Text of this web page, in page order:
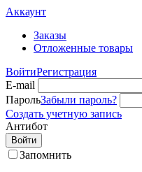
Аккаунт
Заказы
Отложенные товары
ВойтиРегистрация
E-mail
ПарольЗабыли пароль?
Создать учетную запись
Антибот
Войти
Запомнить